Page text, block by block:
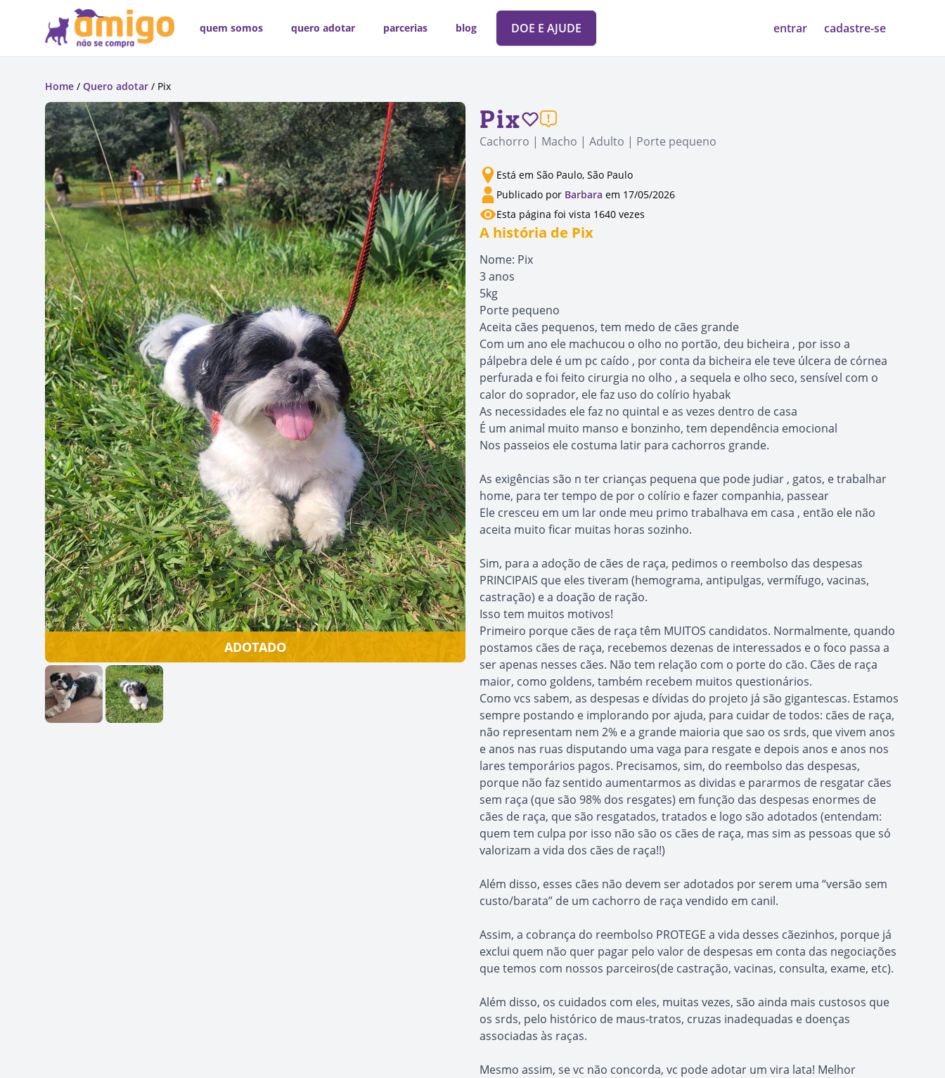
quem somos quero adotar parcerias blog DOE E AJUDE entrar cadastre-se
Home / Quero adotar / Pix
ADOTADO
Pix
Cachorro | Macho | Adulto | Porte pequeno
Está em São Paulo, São Paulo
Publicado por Barbara em 17/05/2026
Esta página foi vista 1640 vezes
A história de Pix
Nome: Pix
3 anos
5kg
Porte pequeno
Aceita cães pequenos, tem medo de cães grande
Com um ano ele machucou o olho no portão, deu bicheira , por isso a
pálpebra dele é um pc caído , por conta da bicheira ele teve úlcera de córnea
perfurada e foi feito cirurgia no olho , a sequela e olho seco, sensível com o
calor do soprador, ele faz uso do colírio hyabak
As necessidades ele faz no quintal e as vezes dentro de casa
É um animal muito manso e bonzinho, tem dependência emocional
Nos passeios ele costuma latir para cachorros grande.
As exigências são n ter crianças pequena que pode judiar , gatos, e trabalhar
home, para ter tempo de por o colírio e fazer companhia, passear
Ele cresceu em um lar onde meu primo trabalhava em casa , então ele não
aceita muito ficar muitas horas sozinho.
Sim, para a adoção de cães de raça, pedimos o reembolso das despesas
PRINCIPAIS que eles tiveram (hemograma, antipulgas, vermífugo, vacinas,
castração) e a doação de ração.
Isso tem muitos motivos!
Primeiro porque cães de raça têm MUITOS candidatos. Normalmente, quando
postamos cães de raça, recebemos dezenas de interessados e o foco passa a
ser apenas nesses cães. Não tem relação com o porte do cão. Cães de raça
maior, como goldens, também recebem muitos questionários.
Como vcs sabem, as despesas e dívidas do projeto já são gigantescas. Estamos
sempre postando e implorando por ajuda, para cuidar de todos: cães de raça,
não representam nem 2% e a grande maioria que sao os srds, que vivem anos
e anos nas ruas disputando uma vaga para resgate e depois anos e anos nos
lares temporários pagos. Precisamos, sim, do reembolso das despesas,
porque não faz sentido aumentarmos as dividas e pararmos de resgatar cães
sem raça (que são 98% dos resgates) em função das despesas enormes de
cães de raça, que são resgatados, tratados e logo são adotados (entendam:
quem tem culpa por isso não são os cães de raça, mas sim as pessoas que só
valorizam a vida dos cães de raça!!)
Além disso, esses cães não devem ser adotados por serem uma “versão sem
custo/barata” de um cachorro de raça vendido em canil.
Assim, a cobrança do reembolso PROTEGE a vida desses cãezinhos, porque já
exclui quem não quer pagar pelo valor de despesas em conta das negociações
que temos com nossos parceiros(de castração, vacinas, consulta, exame, etc).
Além disso, os cuidados com eles, muitas vezes, são ainda mais custosos que
os srds, pelo histórico de maus-tratos, cruzas inadequadas e doenças
associadas às raças.
Mesmo assim, se vc não concorda, vc pode adotar um vira lata! Melhor